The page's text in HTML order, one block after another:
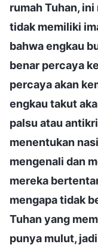
rumah Tuhan,
tidak memiliki
bahwa engkau
benar percaya
percaya akan
engkau takut
palsu atau
menentukan
mengenali dan
mereka
mengapa tidak
Tuhan yang
punya mulut,